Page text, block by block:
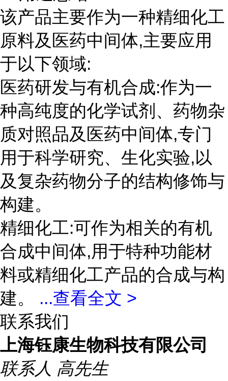
该产品主要作为一种精细化工
原料及医药中间体,主要应用
于以下领域:
医药研发与有机合成:作为一
种高纯度的化学试剂、药物杂
质对照品及医药中间体,专门
用于科学研究、生化实验,以
及复杂药物分子的结构修饰与
构建。
精细化工:可作为相关的有机
合成中间体,用于特种功能材
料或精细化工产品的合成与构
建。 ...查看全文 >
联系我们
上海钰康生物科技有限公司
联系人 高先生